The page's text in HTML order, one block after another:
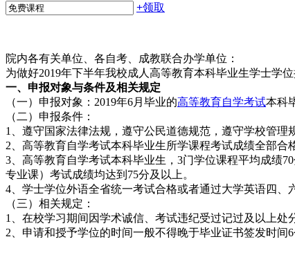
+领取
院内各有关单位、各自考、成教联合办学单位：
为做好2019年下半年我校成人高等教育本科毕业生学士学
一、申报对象与条件及相关规定
（一）申报对象：2019年6月毕业的高等教育自学考试本科
（二）申报条件：
1、遵守国家法律法规，遵守公民道德规范，遵守学校管理
2、高等教育自学考试本科毕业生所学课程考试成绩全部合
3、高等教育自学考试本科毕业生，3门学位课程平均成绩
专业课）考试成绩均达到75分及以上。
4、学士学位外语全省统一考试合格或者通过大学英语四、
（三）相关规定：
1、在校学习期间因学术诚信、考试违纪受过记过及以上
2、申请和授予学位的时间一般不得晚于毕业证书签发时间